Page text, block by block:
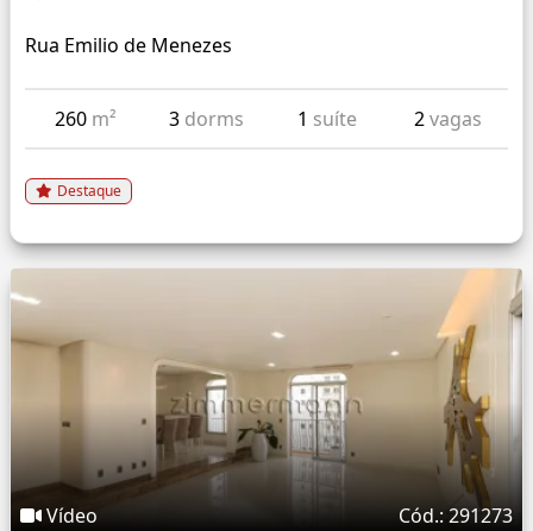
Rua Emilio de Menezes
260 m² 3 dorms 1 suíte 2vagas
Destaque
Vídeo Cód.: 291273